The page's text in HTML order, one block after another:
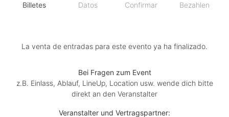
Billetes
Datos
Confirmar
Bezahlen
La venta de entradas para este evento ya ha finalizado.
Bei Fragen zum Event
z.B. Einlass, Ablauf, LineUp, Location usw. wende dich bitte
direkt an den Veranstalter
Veranstalter und Vertragspartner: